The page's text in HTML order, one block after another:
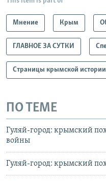
Мнение Крым
ГЛАВНОЕ ЗА СУТКИ
Страницы крымской истории
ПО ТЕМЕ
Гуляй-город: крымский
войны
Гуляй-город: крымский